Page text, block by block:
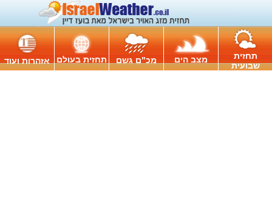
תחזית
שבועית
מצב הים מכ"ם גשם תחזית בעולם אזהרות ועוד